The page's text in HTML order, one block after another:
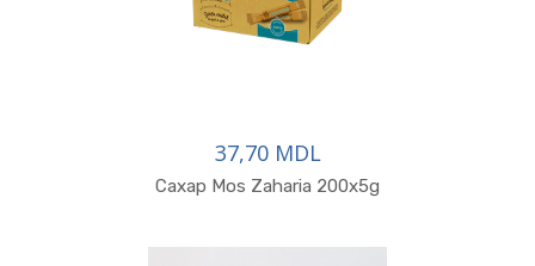
37,70 MDL
Сахар Mos Zaharia 200x5g